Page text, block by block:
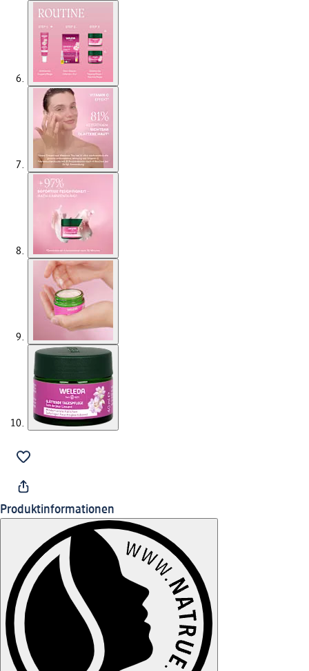
Produktinformationen